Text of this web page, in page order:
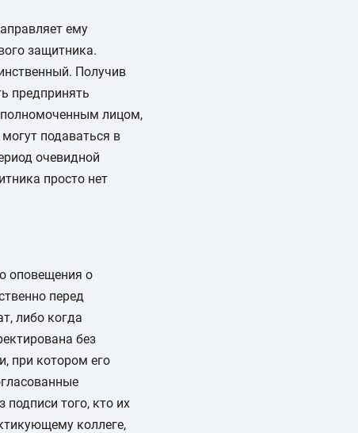
ему
защитника.
Получив
предпринять
лицом,
подаваться в
очевидной
просто нет
оповещения о
перед
либо когда
без
при котором его
того, кто их
коллеге,